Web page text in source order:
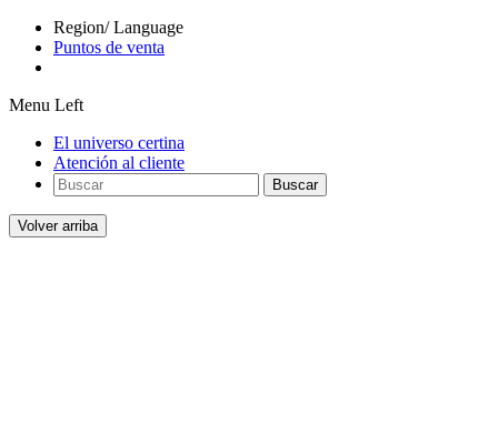
Region/ Language
Puntos de venta
Menu Left
El universo certina
Atención al cliente
Buscar
Volver arriba